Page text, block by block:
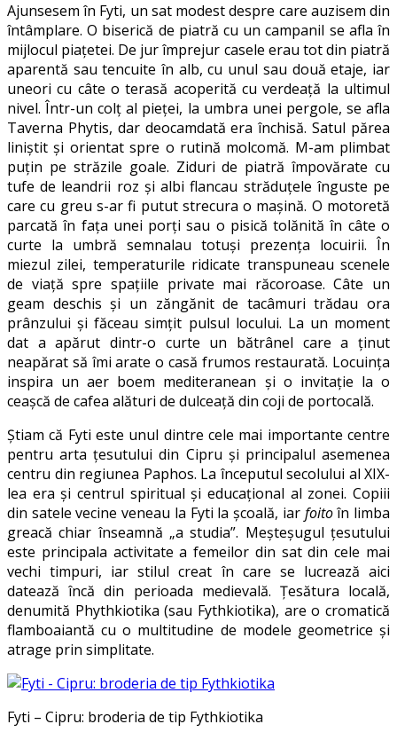
Ajunsesem în Fyti, un sat modest despre care auzisem din
întâmplare. O biserică de piatră cu un campanil se afla în
mijlocul piaţetei. De jur împrejur casele erau tot din piatră
aparentă sau tencuite în alb, cu unul sau două etaje, iar
uneori cu câte o terasă acoperită cu verdeaţă la ultimul
nivel. Într-un colţ al pieţei, la umbra unei pergole, se afla
Taverna Phytis, dar deocamdată era închisă. Satul părea
liniştit şi orientat spre o rutină molcomă. M-am plimbat
puţin pe străzile goale. Ziduri de piatră împovărate cu
tufe de leandrii roz şi albi flancau străduţele înguste pe
care cu greu s-ar fi putut strecura o maşină. O motoretă
parcată în faţa unei porţi sau o pisică tolănită în câte o
curte la umbră semnalau totuşi prezenţa locuirii. În
miezul zilei, temperaturile ridicate transpuneau scenele
de viaţă spre spaţiile private mai răcoroase. Câte un
geam deschis şi un zăngănit de tacâmuri trădau ora
prânzului şi făceau simţit pulsul locului. La un moment
dat a apărut dintr-o curte un bătrânel care a ţinut
neapărat să îmi arate o casă frumos restaurată. Locuinţa
inspira un aer boem mediteranean şi o invitaţie la o
ceaşcă de cafea alături de dulceaţă din coji de portocală.
Ştiam că Fyti este unul dintre cele mai importante centre
pentru arta ţesutului din Cipru şi principalul asemenea
centru din regiunea Paphos. La începutul secolului al XIX-
lea era şi centrul spiritual şi educaţional al zonei. Copiii
din satele vecine veneau la Fyti la şcoală, iar foitoîn limba
greacă chiar înseamnă „a studia”. Meşteşugul ţesutului
este principala activitate a femeilor din sat din cele mai
vechi timpuri, iar stilul creat în care se lucrează aici
datează încă din perioada medievală. Ţesătura locală,
denumită Phythkiotika (sau Fythkiotika), are o cromatică
flamboaiantă cu o multitudine de modele geometrice şi
atrage prin simplitate.
Fyti – Cipru: broderia de tip Fythkiotika